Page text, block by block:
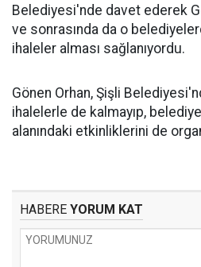
Belediyesi'nde davet ederek
ve sonrasında da o
ihaleler alması sağlanıyordu.
Gönen Orhan, Şişli
ihalelerle de kalmayıp,
alanındaki etkinliklerini de
HABERE YORUM KAT